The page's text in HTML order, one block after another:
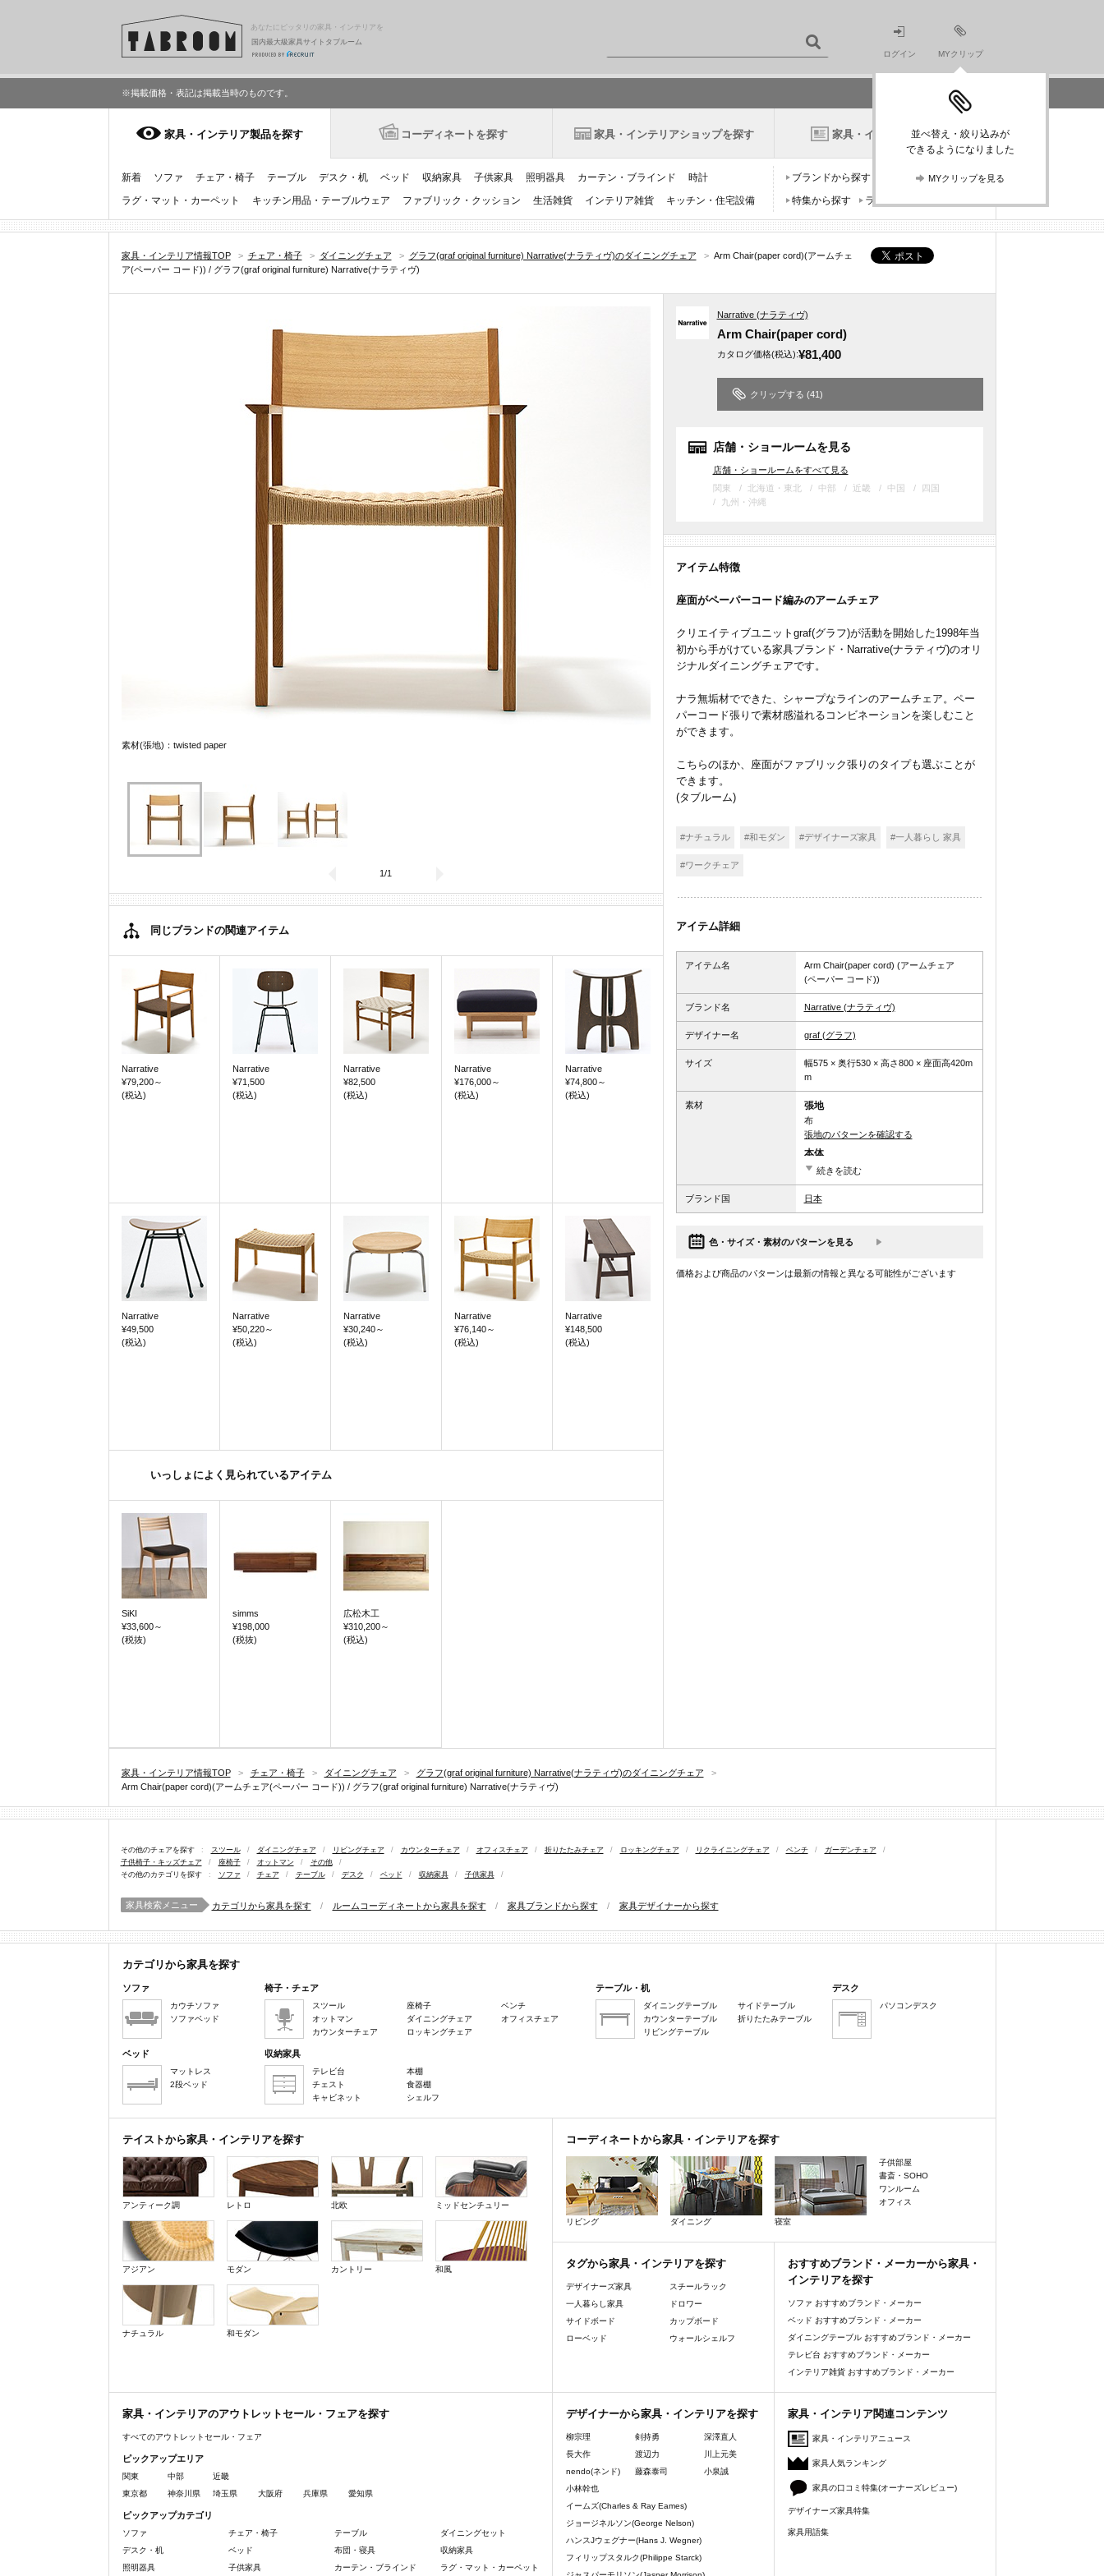
あなたにピッタリの家具・インテリアを
国内最大級家具サイトタブルーム
ログイン MYクリップ
並べ替え・絞り込みが
できるようになりました
MYクリップを見る
※掲載価格・表記は掲載当時のものです。
家具・インテリア製品を探す コーディネートを探す 家具・インテリアショップを探す 家具・インテリアニュース
新着 ソファ チェア・椅子 テーブル デスク・机 ベッド 収納家具 子供家具 照明器具 カーテン・ブラインド
時計
ラグ・マット・カーペット
キッチン用品・テーブルウェア ファブリック・クッション 生活雑貨 インテリア雑貨 キッチン・住宅設備
ブランドから探す
デザイナーから探す
特集から探す
ランキングから探す
家具・インテリア情報TOP > チェア・椅子 > ダイニングチェア > グラフ(graf original furniture) Narrative(ナラティヴ)のダイニングチェア > Arm Chair(paper cord)(アームチェ
ア(ペーパー コード)) / グラフ(graf original furniture) Narrative(ナラティヴ)
素材(張地)：twisted paper
1/1
同じブランドの関連アイテム
Narrative
¥79,200～
(税込)
Narrative
¥71,500
(税込)
Narrative
¥82,500
(税込)
Narrative
¥176,000～
(税込)
Narrative
¥74,800～
(税込)
Narrative
¥49,500
(税込)
Narrative
¥50,220～
(税込)
Narrative
¥30,240～
(税込)
Narrative
¥76,140～
(税込)
Narrative
¥148,500
(税込)
いっしょによく見られているアイテム
SiKI
¥33,600～
(税抜)
simms
¥198,000
(税抜)
広松木工
¥310,200～
(税込)
Narrative (ナラティヴ)
Arm Chair(paper cord)
カタログ価格(税込):¥81,400
クリップする (41)
店舗・ショールームを見る
店舗・ショールームをすべて見る
関東
北海道・東北 中部 近畿 中国
四国
九州・沖縄
アイテム特徴
座面がペーパーコード編みのアームチェア
クリエイティブユニットgraf(グラフ)が活動を開始した1998年当
初から手がけている家具ブランド・Narrative(ナラティヴ)のオリ
ジナルダイニングチェアです。
ナラ無垢材でできた、シャープなラインのアームチェア。ペー
パーコード張りで素材感溢れるコンビネーションを楽しむこと
ができます。
こちらのほか、座面がファブリック張りのタイプも選ぶことが
できます。
(タブルーム)
#ナチュラル #和モダン #デザイナーズ家具 #一人暮らし 家具
#ワークチェア
アイテム詳細
アイテム名
Arm Chair(paper cord) (アームチェア
(ペーパー コード))
ブランド名 Narrative (ナラティヴ)
デザイナー名 graf (グラフ)
サイズ
幅575 × 奥行530 × 高さ800 × 座面高420m
m
素材 張地
布
張地のパターンを確認する
本体
oak
脚
oak
続きを読む
ブランド国 日本
色・サイズ・素材のパターンを見る
価格および商品のパターンは最新の情報と異なる可能性がございます
家具・インテリア情報TOP > チェア・椅子 > ダイニングチェア > グラフ(graf original furniture) Narrative(ナラティヴ)のダイニングチェア
>
Arm Chair(paper cord)(アームチェア(ペーパー コード)) / グラフ(graf original furniture) Narrative(ナラティヴ)
その他のチェアを探す : スツール / ダイニングチェア / リビングチェア / カウンターチェア / オフィスチェア / 折りたたみチェア / ロッキングチェア / リクライニングチェア / ベンチ / ガーデンチェア
/
子供椅子・キッズチェア
/ 座椅子 / オットマン / その他
/
その他のカテゴリを探す
: ソファ / チェア / テーブル / デスク / ベッド / 収納家具 / 子供家具 /
家具検索メニュー カテゴリから家具を探す / ルームコーディネートから家具を探す / 家具ブランドから探す / 家具デザイナーから探す
カテゴリから家具を探す
ソファ
カウチソファ
ソファベッド
椅子・チェア
スツール
オットマン
カウンターチェア
座椅子
ダイニングチェア
ロッキングチェア
ベンチ
オフィスチェア
テーブル・机
ダイニングテーブル
カウンターテーブル
リビングテーブル
サイドテーブル
折りたたみテーブル
デスク
パソコンデスク
ベッド
マットレス
2段ベッド
収納家具
テレビ台
チェスト
キャビネット
本棚
食器棚
シェルフ
テイストから家具・インテリアを探す
アンティーク調 レトロ 北欧 ミッドセンチュリー
アジアン モダン カントリー 和風
ナチュラル 和モダン
コーディネートから家具・インテリアを探す
リビング ダイニング 寝室
子供部屋
書斎・SOHO
ワンルーム
オフィス
タグから家具・インテリアを探す
デザイナーズ家具
一人暮らし家具
サイドボード
ローベッド
スチールラック
ドロワー
カップボード
ウォールシェルフ
おすすめブランド・メーカーから家具・
インテリアを探す
ソファ おすすめブランド・メーカー
ベッド おすすめブランド・メーカー
ダイニングテーブル おすすめブランド・メーカー
テレビ台 おすすめブランド・メーカー
インテリア雑貨 おすすめブランド・メーカー
家具・インテリアのアウトレットセール・フェアを探す
すべてのアウトレットセール・フェア
ピックアップエリア
関東 中部
近畿
東京都
神奈川県 埼玉県 大阪府 兵庫県 愛知県
ピックアップカテゴリ
ソファ チェア・椅子 テーブル
ダイニングセット
デスク・机
ベッド 布団・寝具
収納家具
照明器具
子供家具 カーテン・ブラインド ラグ・マット・カーペット
デザイナーから家具・インテリアを探す
柳宗理 剣持勇
深澤直人
長大作
渡辺力
川上元美
nendo(ネンド)
藤森泰司
小泉誠
小林幹也
イームズ(Charles & Ray Eames)
ジョージネルソン(George Nelson)
ハンスJウェグナー(Hans J. Wegner)
フィリップスタルク(Philippe Starck)
家具・インテリア関連コンテンツ
家具・インテリアニュース
家具人気ランキング
家具の口コミ特集(オーナーズレビュー)
デザイナーズ家具特集
家具用語集